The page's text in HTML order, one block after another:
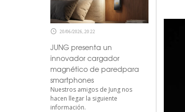
20/06/2026, 20:22
JUNG presenta un
innovador cargador
magnético de paredpara
smartphones
Nuestros amigos de Jung nos
hacen llegar la siguiente
información.